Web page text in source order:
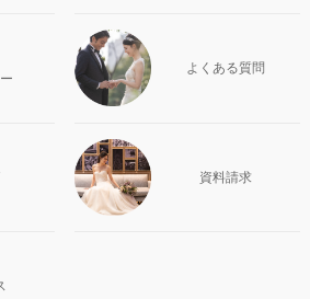
よくある質問
資料請求